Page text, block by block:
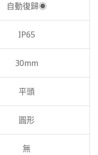
自動復歸◉
IP65
30mm
平頭
圓形
無